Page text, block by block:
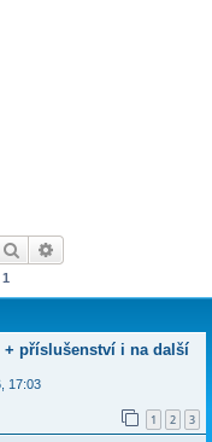
Hledat
1
+ příslušenství i na další
17:03
1 2 3